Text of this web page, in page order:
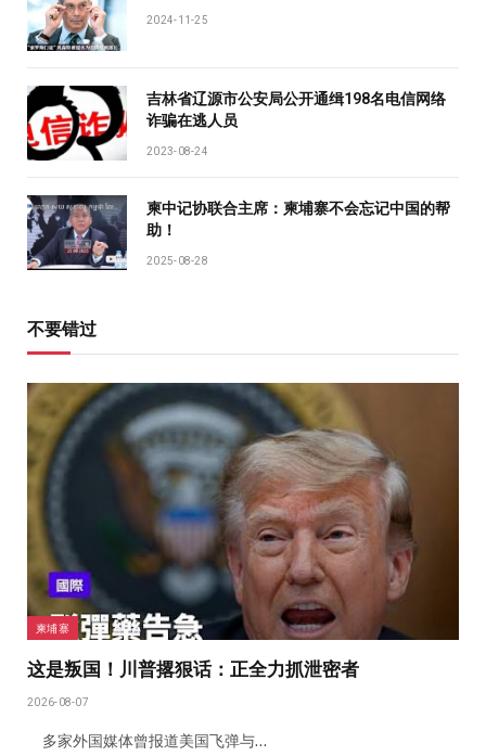
2024-11-25
吉林省辽源市公安局公开通缉198名电信网络
诈骗在逃人员
2023-08-24
柬中记协联合主席：柬埔寨不会忘记中国的帮
助！
2025-08-28
不要错过
柬埔寨
这是叛国！川普撂狠话：正全力抓泄密者
2026-08-07
多家外国媒体曾报道美国飞弹与…